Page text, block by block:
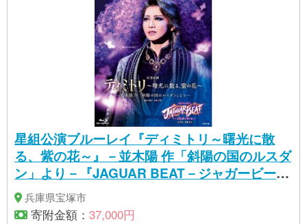
星組公演ブルーレイ『ディミトリ～曙光に散
る、紫の花～』－並木陽 作「斜陽の国のルスダ
ン」より－『JAGUAR BEAT－ジャガービート
－』・TCAB-196
兵庫県宝塚市
寄附金額： 37,000円